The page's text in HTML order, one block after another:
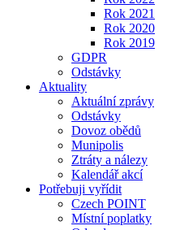
Rok 2021
Rok 2020
Rok 2019
GDPR
Odstávky
Aktuality
Aktuální zprávy
Odstávky
Dovoz obědů
Munipolis
Ztráty a nálezy
Kalendář akcí
Potřebuji vyřídit
Czech POINT
Místní poplatky